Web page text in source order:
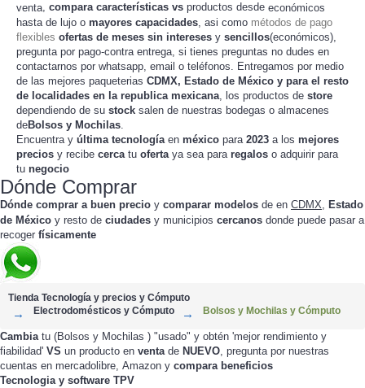
venta, compara características vs productos desde económicos
hasta de lujo o mayores capacidades , asi como métodos de pago
flexibles ofertas de meses sin intereses y sencillos(económicos),
pregunta por pago-contra entrega, si tienes preguntas no dudes en
contactarnos por whatsapp, email o teléfonos. Entregamos por medio
de las mejores paqueterias CDMX, Estado de México y para el resto
de localidades en la republica mexicana , los productos de store
dependiendo de su stock salen de nuestras bodegas o almacenes
deBolsos y Mochilas.
Encuentra y última tecnologíaen méxico para 2023 a los mejores
precios y recibe cercatu ofertaya sea para regalos o adquirir para
tu negocio
Dónde Comprar
Dónde comprar a buen precio y comparar modelos de en CDMX, Estado
de México y resto de ciudades y municipios cercanos donde puede pasar a
recoger físicamente
Tienda Tecnología y precios y Cómputo
Electrodomésticos y Cómputo
Bolsos y Mochilas y Cómputo
Cambia tu (Bolsos y Mochilas ) "usado" y obtén 'mejor rendimiento y
fiabilidad' VS un producto en venta de NUEVO , pregunta por nuestras
cuentas en mercadolibre Amazon y compara beneficios
Tecnologia y software TPV